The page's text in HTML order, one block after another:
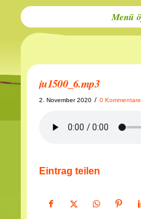
Menü
ju1500_6.mp3
2. November 2020 / 0 Kommentare
Eintrag teilen